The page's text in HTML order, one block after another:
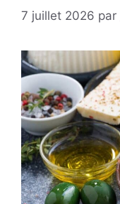
7 juillet 2026 par